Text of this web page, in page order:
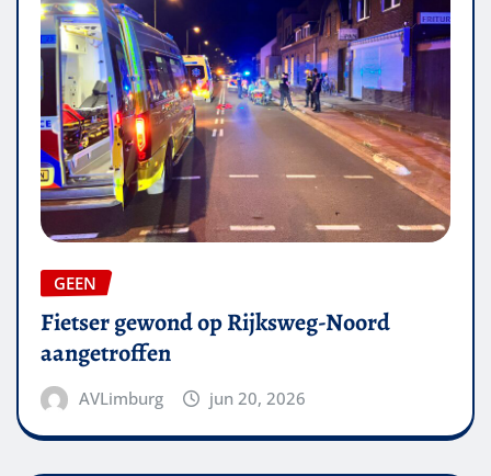
GEEN
Fietser gewond op Rijksweg-Noord
aangetroffen
AVLimburg jun 20, 2026